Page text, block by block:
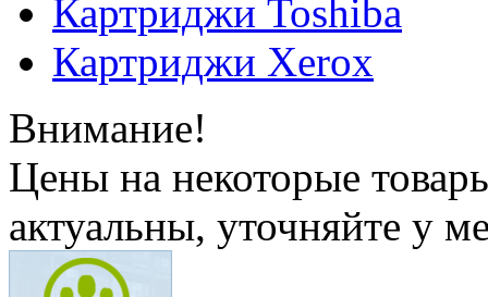
Картриджи Toshiba
Картриджи Xerox
Внимание!
Цены на некоторые
актуальны, уточняйте у